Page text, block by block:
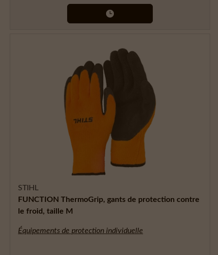
STIHL
FUNCTION ThermoGrip, gants de protection contre
le froid, taille M
Équipements de protection individuelle